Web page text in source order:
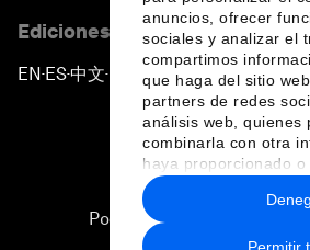
anuncios, ofrecer
sociales y analizar el
compartimos
que haga del sitio
partners de redes
análisis web, quienes
combinarla con otra
haya proporcionado o
recopilado a partir del
hecho de sus
Permitir
Ediciones en otros idiomas
EN ▪ES▪中文▪ 日本語
Política de privacidad y